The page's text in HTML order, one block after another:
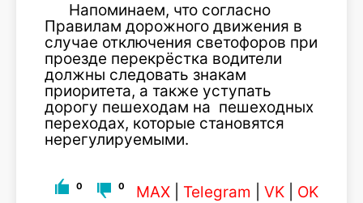
Напоминаем, что согласно
Правилам дорожного движения в
случае отключения светофоров при
проезде перекрёстка водители
должны следовать знакам
приоритета, а также уступать
дорогу пешеходам на пешеходных
переходах, которые становятся
нерегулируемыми.
0 0 MAX Telegram VK OK